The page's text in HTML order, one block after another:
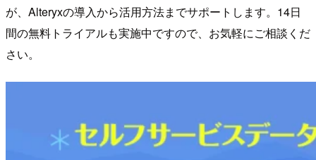
が、Alteryxの導入から活用方法までサポートします。14日
間の無料トライアルも実施中ですので、お気軽にご相談くだ
さい。